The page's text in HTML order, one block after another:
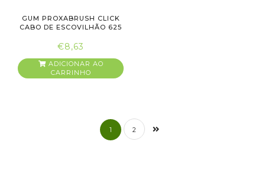
GUM PROXABRUSH CLICK
CABO DE ESCOVILHÃO 625
€8,63
ADICIONAR AO
CARRINHO
1 2